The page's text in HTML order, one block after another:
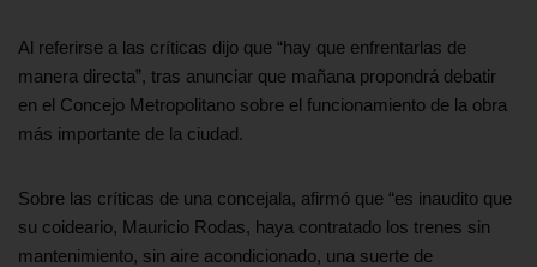
Al referirse a las críticas dijo que “hay que enfrentarlas de
manera directa”, tras anunciar que mañana propondrá debatir
en el Concejo Metropolitano sobre el funcionamiento de la obra
más importante de la ciudad.
Sobre las críticas de una concejala, afirmó que “es inaudito que
su coideario, Mauricio Rodas, haya contratado los trenes sin
mantenimiento, sin aire acondicionado, una suerte de